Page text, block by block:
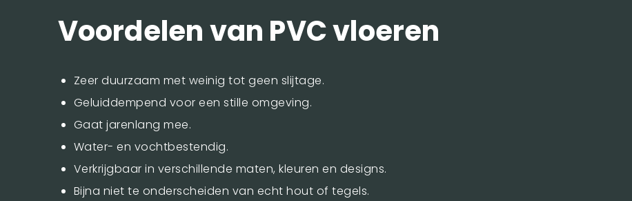
Voordelen van PVC vloeren
Zeer duurzaam met weinig tot geen slijtage.
Geluiddempend voor een stille omgeving.
Gaat jarenlang mee.
Water- en vochtbestendig.
Verkrijgbaar in verschillende maten, kleuren en designs.
Bijna niet te onderscheiden van echt hout of tegels.